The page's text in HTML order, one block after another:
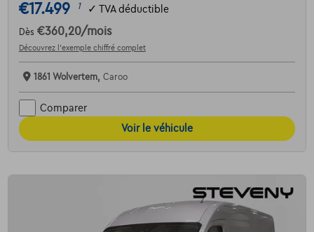
€17.499 1 ✓ TVA déductible
Dès €360,20/mois
Découvrez l’exemple chiffré complet
1861 Wolvertem, Caroo
Comparer
Voir le véhicule